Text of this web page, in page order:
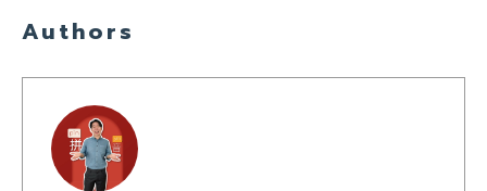
Authors